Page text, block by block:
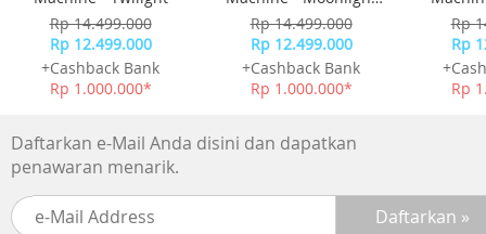
Others
Rp 14.499.000
Rp 12.499.000
+Cashback Bank
Rp 1.000.000*
White
Rp 14.499.000
Rp 12.499.000
+Cashback Bank
Rp 1.000.000*
Rp
Rp
Rp
Daftarkan e-Mail Anda disini dan dapatkan
penawaran menarik.